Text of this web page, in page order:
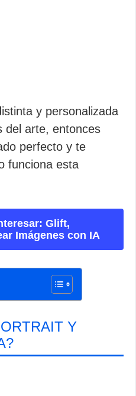
y personalizada
del arte, entonces
perfecto y te
funciona esta
Glift,
Imágenes con IA
Y